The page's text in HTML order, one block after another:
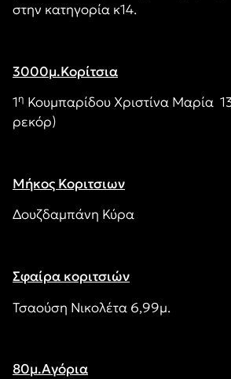
στην κατηγορία κ14.
3000μ.Κορίτσια
1η Κουμπαρίδου Χριστίνα Μαρία
ρεκόρ)
Μήκος Κοριτσιων
Δουζδαμπάνη Κύρα
Σφαίρα κοριτσιών
Τσαούση Νικολέτα 6,99μ.
80μ.Αγόρια